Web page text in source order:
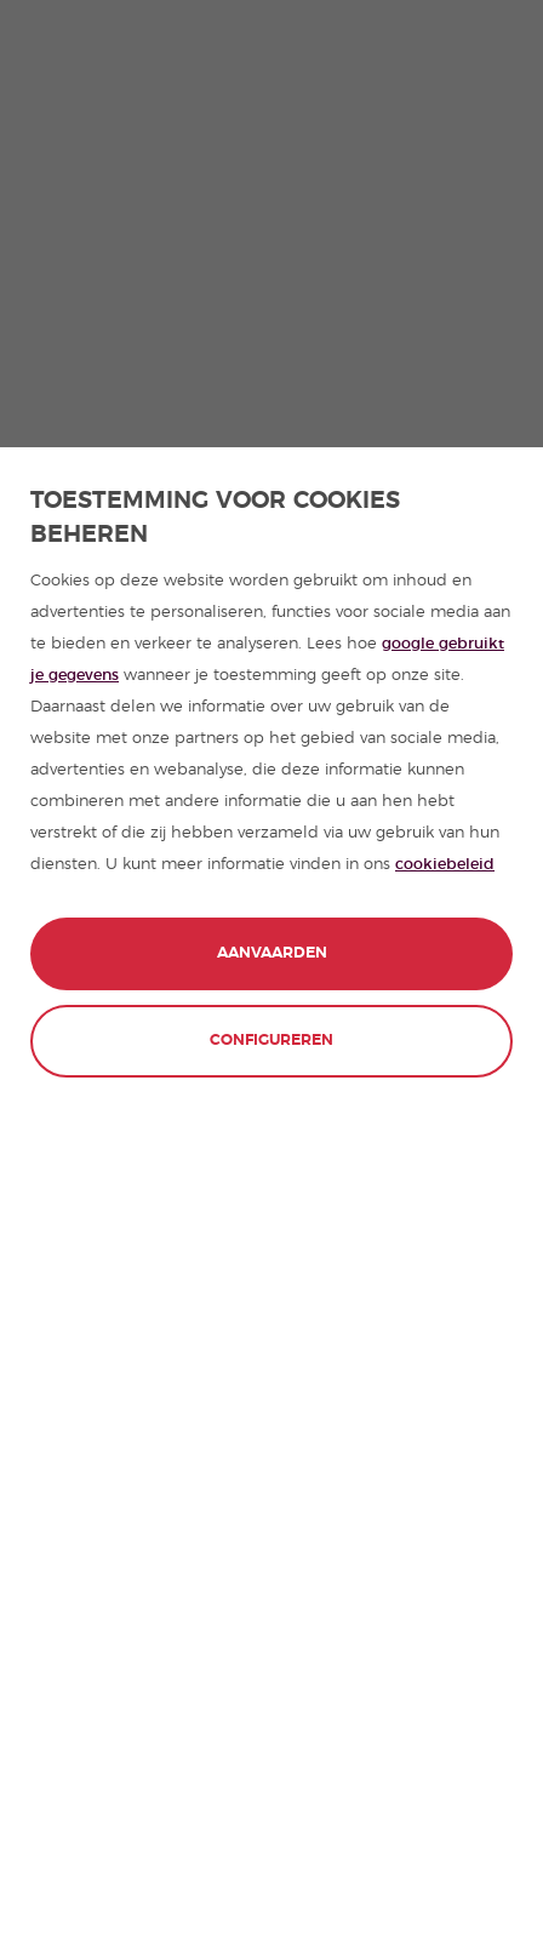
TOESTEMMING VOOR COOKIES
BEHEREN
Cookies op deze website worden gebruikt om inhoud en
advertenties te personaliseren, functies voor sociale media aan
te bieden en verkeer te analyseren. Lees hoe google gebruikt
je gegevens wanneer je toestemming geeft op onze site.
Daarnaast delen we informatie over uw gebruik van de
website met onze partners op het gebied van sociale media,
advertenties en webanalyse, die deze informatie kunnen
combineren met andere informatie die u aan hen hebt
verstrekt of die zij hebben verzameld via uw gebruik van hun
diensten. U kunt meer informatie vinden in ons cookiebeleid
CONFIGUREREN
AANVAARDEN